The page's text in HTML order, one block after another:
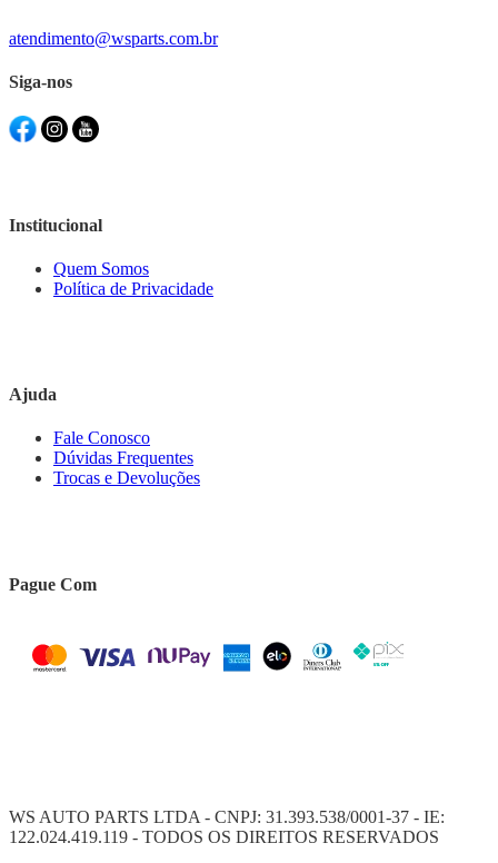
atendimento@wsparts.com.br
Siga-nos
Institucional
Quem Somos
Política de Privacidade
Ajuda
Fale Conosco
Dúvidas Frequentes
Trocas e Devoluções
Pague Com
WS AUTO PARTS LTDA - CNPJ: 31.393.538/0001-37 - IE:
122.024.419.119 - TODOS OS DIREITOS RESERVADOS